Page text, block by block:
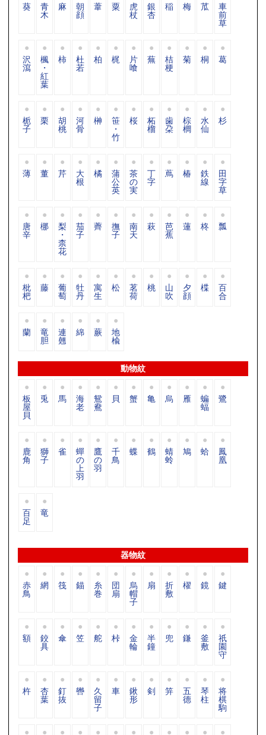
葵 青
木
麻 朝
顔
葦 粟 虎
杖
銀
杏
稲 梅 苽 車
前
草
沢
瀉
楓
・
紅
葉
柿 杜
若
柏 梶 片
喰
蕪 桔
梗
菊 桐 葛
栀
子
栗 胡
桃
河
骨
榊 笹
・
竹
桜 柘
榴
歯
朶
棕
櫚
水
仙
杉
薄 董 芹 大
根
橘 蒲
公
英
茶
の
実
丁
字
蔦 椿 鉄
線
田
字
草
唐
辛
梛 梨
・
柰
花
茄
子
薺 撫
子
南
天
萩 芭
蕉
蓮 柊 瓢
枇
杷
藤 葡
萄
牡
丹
寓
生
松 茗
荷
桃 山
吹
夕
顔
楪 百
合
蘭 竜
胆
連
翹
綿 蕨 地
楡
動物紋
板
屋
貝
兎 馬 海
老
鴛
鴦
貝 蟹 亀 烏 雁 蝙
蝠
鷺
鹿
角
獅
子
雀 蟬
の
上
羽
鷹
の
羽
千
鳥
蝶 鶴 蜻
蛉
鳩 蛤 鳳
凰
百
足
竜
器物紋
赤
鳥
網 筏 錨 糸
巻
団
扇
烏
帽
子
扇 折
敷
櫂 鏡 鍵
額 鉸
具
傘 笠 舵 桛 金
輪
半
鐘
兜 鎌 釜
敷
祇
園
守
杵 杏
葉
釘
抜
轡 久
留
子
車 鍬
形
剣 笄 五
德
琴
柱
将
棋
駒